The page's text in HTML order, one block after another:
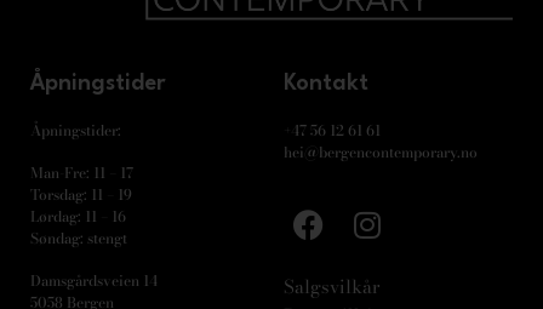
Åpningstider
Åpningstider:
Man-Fre: 11 – 17
Torsdag: 11 – 19
Lørdag: 11 – 16
Søndag: stengt
Damsgårdsveien 14
5058 Bergen
Kontakt
+47 56 12 61 61
hei@bergencontemporary.no
Salgsvilkår